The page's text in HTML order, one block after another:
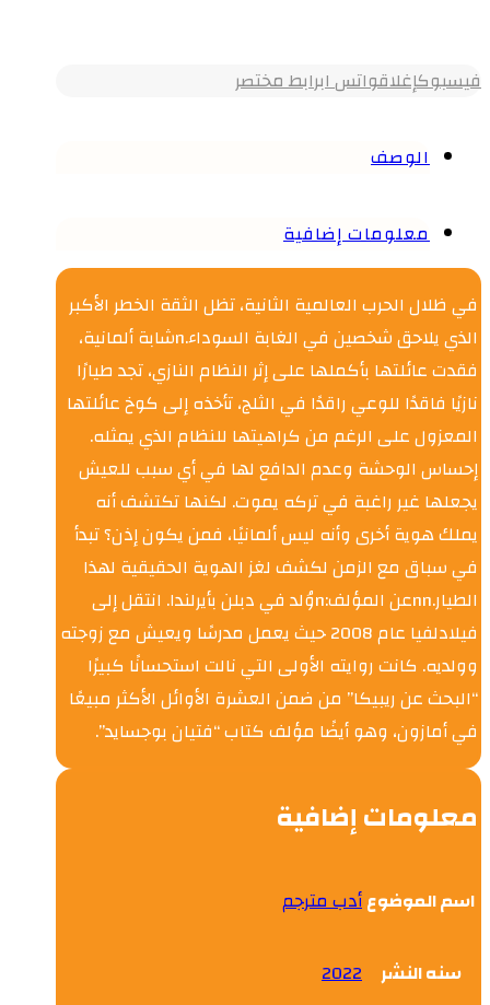
فيسبوكإغلاقواتس ابرابط مختصر
الوصف
معلومات إضافية
في ظلال الحرب العالمية الثانية، تظل الثقة الخطر الأكبر
الذي يلاحق شخصين في الغابة السوداء.nشابة ألمانية،
فقدت عائلتها بأكملها على إثر النظام النازي، تجد طيارًا
نازيًا فاقدًا للوعي راقدًا في الثلج، تأخذه إلى كوخ عائلتها
المعزول على الرغم من كراهيتها للنظام الذي يمثله.
إحساس الوحشة وعدم الدافع لها في أي سبب للعيش
يجعلها غير راغبة في تركه يموت. لكنها تكتشف أنه
يملك هوية أخرى وأنه ليس ألمانيًا، فمن يكون إذن؟ تبدأ
في سباق مع الزمن لكشف لغز الهوية الحقيقية لهذا
الطيار.nnعن المؤلف:nوُلد في دبلن بأيرلندا. انتقل إلى
فيلادلفيا عام 2008 حيث يعمل مدرسًا ويعيش مع زوجته
وولديه. كانت روايته الأولى التي نالت استحسانًا كبيرًا
“البحث عن ريبيكا” من ضمن العشرة الأوائل الأكثر مبيعًا
في أمازون، وهو أيضًا مؤلف كتاب “فتيان بوجسايد”.
معلومات إضافية
اسم الموضوعأدب مترجم
سنه النشر 2022